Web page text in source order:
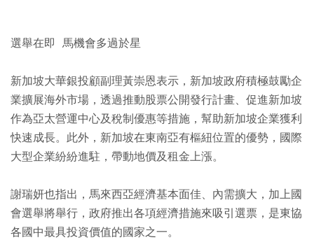
選舉在即 馬機會多過於星
新加坡大華銀投顧副理黃崇恩表示，新加坡政府積極鼓勵企
業擴展海外市場，透過推動股票公開發行計畫、促進新加坡
作為亞太營運中心及稅制優惠等措施，幫助新加坡企業獲利
快速成長。此外，新加坡在東南亞有樞紐位置的優勢，國際
大型企業紛紛進駐，帶動地價及租金上漲。
謝瑞妍也指出，馬來西亞經濟基本面佳、內需擴大，加上國
會選舉將舉行，政府推出各項經濟措施來吸引選票，是東協
各國中最具投資價值的國家之一。